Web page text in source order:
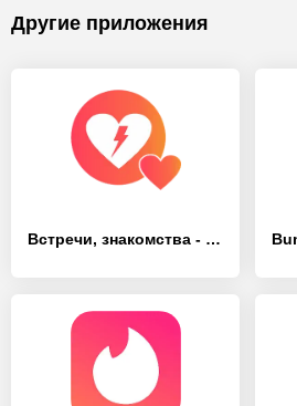
Другие приложения
Встречи, знакомства - Ys.lt - [Без рекламы]